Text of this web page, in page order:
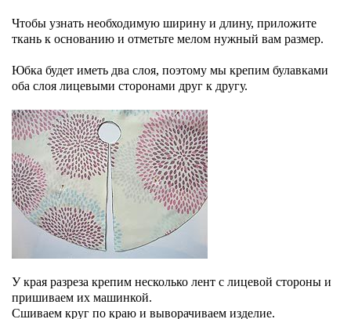
Чтобы узнать необходимую ширину и длину, приложите
ткань к основанию и отметьте мелом нужный вам размер.
Юбка будет иметь два слоя, поэтому мы крепим булавками
оба слоя лицевыми сторонами друг к другу.
У края разреза крепим несколько лент с лицевой стороны и
пришиваем их машинкой.
Сшиваем круг по краю и выворачиваем изделие.